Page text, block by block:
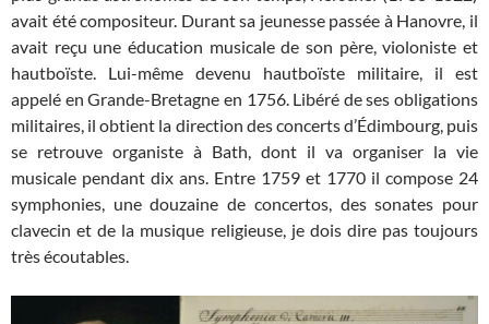
avait été compositeur. Durant sa jeunesse passée à Hanovre, il
avait reçu une éducation musicale de son père, violoniste et
hautboïste. Lui-même devenu hautboïste militaire, il est
appelé en Grande-Bretagne en 1756. Libéré de ses obligations
militaires, il obtient la direction des concerts d’Édimbourg, puis
se retrouve organiste à Bath, dont il va organiser la vie
musicale pendant dix ans. Entre 1759 et 1770 il compose 24
symphonies, une douzaine de concertos, des sonates pour
clavecin et de la musique religieuse, je dois dire pas toujours
très écoutables.